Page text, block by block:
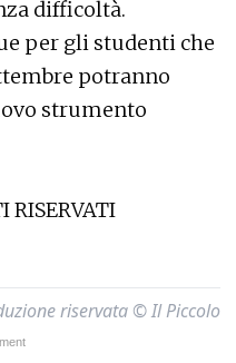
difficoltà.
per gli studenti che
potranno
strumento
RISERVATI
riservata © Il Piccolo